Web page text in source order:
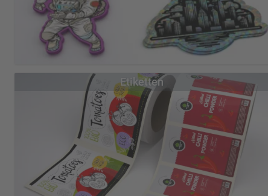
Unsere individuell bedruckten Aufkleber fertigen wir ganz nach
wir drucken und
Übersicht
Standardaufkleber Aufkleber mit Weißdruck
Papieraufkleber
Sicherheitsaufkleber
Etiketten